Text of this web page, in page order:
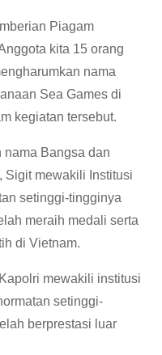
Piagam
kita 15 orang
nama
Sea Games di
kegiatan tersebut.
nama Bangsa dan
Sigit mewakili Institusi
setinggi-tingginya
meraih medali serta
di Vietnam.
mewakili institusi
setinggi-
berprestasi luar